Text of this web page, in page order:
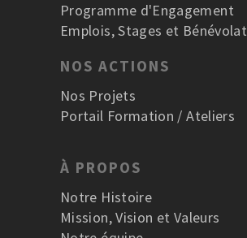
Programme d'Engagement
Emplois, Stages et Bénévolat
NOS ACTIONS
Nos Projets
Portail Formation / Ateliers
À PROPOS
Notre Histoire
Mission, Vision et Valeurs